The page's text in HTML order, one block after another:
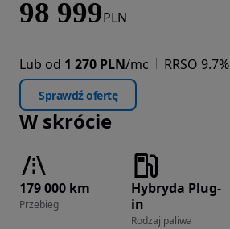
98 999PLN
Lub od 1 270 PLN/mc RRSO 9.7%
Sprawdź ofertę
W skrócie
179 000 km
Przebieg
Hybryda Plug-
in
Rodzaj paliwa